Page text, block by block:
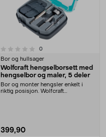
0anmeldelser
Bor og hullsager
Wolfcraft hengselborsett med
hengselbor og maler, 5 deler
Bor og monter hengsler enkelt i
riktig posisjon. Wolfcraft
399,90